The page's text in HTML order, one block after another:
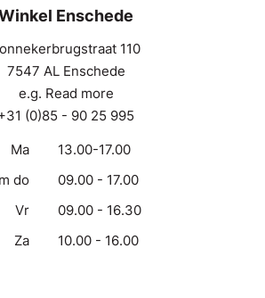
Enschede
110
7547 AL Enschede
e.g. Read more
(0)85 - 90 25 995
Ma
13.00-17.00
do
09.00 - 17.00
Vr
09.00 - 16.30
Za
10.00 - 16.00